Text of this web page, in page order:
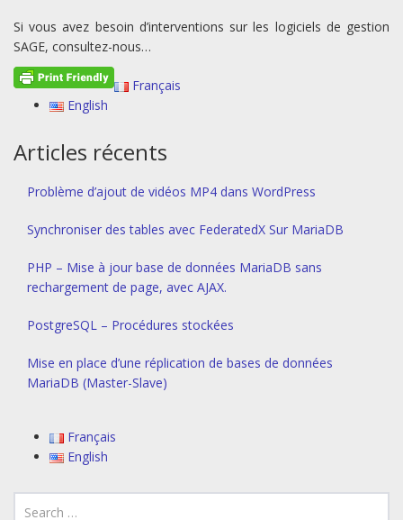
Si vous avez besoin d’interventions sur les logiciels de gestion
SAGE, consultez-nous…
Français
English
Articles récents
Problème d’ajout de vidéos MP4 dans WordPress
Synchroniser des tables avec FederatedX Sur MariaDB
PHP – Mise à jour base de données MariaDB sans
rechargement de page, avec AJAX.
PostgreSQL – Procédures stockées
Mise en place d’une réplication de bases de données
MariaDB (Master-Slave)
Français
English